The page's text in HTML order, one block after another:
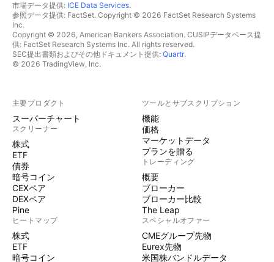
市場データ提供: ICE Data Services.
参照データ提供: FactSet. Copyright © 2026 FactSet Research Systems
Inc.
Copyright © 2026, American Bankers Association. CUSIPデータベース提
供: FactSet Research Systems Inc. All rights reserved.
SEC提出書類およびその他ドキュメント提供: Quartr.
© 2026 TradingView, Inc.
主要プロダクト
スーパーチャート
スクリーナー
株式
ETF
債券
暗号コイン
CEXペア
DEXペア
Pine
ヒートマップ
株式
ETF
暗号コイン
ツールとサブスクリプション
機能
価格
マーケットデータ
プランを贈る
トレーディング
概要
ブローカー
ブローカー比較
The Leap
スペシャルオファー
CMEグループ先物
Eurex先物
米国株バンドルデータ